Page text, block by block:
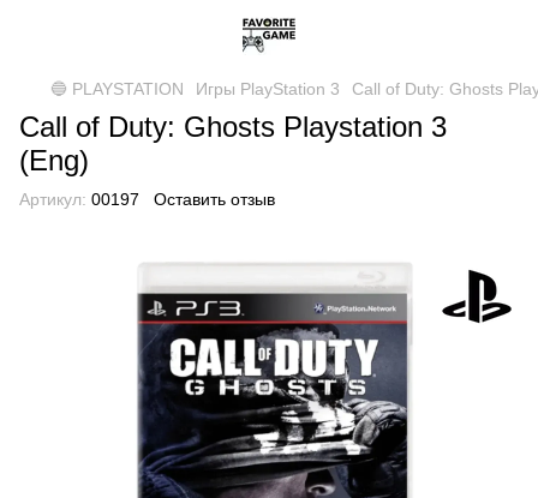
🔵 PLAYSTATION Игры PlayStation 3 Call of Duty: Ghosts
Call of Duty: Ghosts Playstation 3
(Eng)
Артикул: 00197 Оставить отзыв